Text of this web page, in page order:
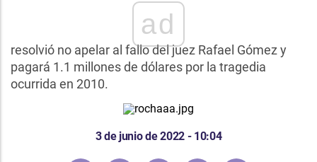
ad
resolvió no apelar al fallo del juez Rafael Gómez y
pagará 1.1 millones de dólares por la tragedia
ocurrida en 2010.
3 de junio de 2022 - 10:04